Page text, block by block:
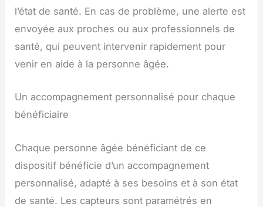
l’état de santé. En cas de problème, une alerte est
envoyée aux proches ou aux professionnels de
santé, qui peuvent intervenir rapidement pour
venir en aide à la personne âgée.
Un accompagnement personnalisé pour chaque
bénéficiaire
Chaque personne âgée bénéficiant de ce
dispositif bénéficie d’un accompagnement
personnalisé, adapté à ses besoins et à son état
de santé. Les capteurs sont paramétrés en